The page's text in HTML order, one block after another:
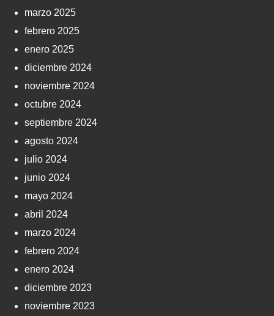
marzo 2025
febrero 2025
enero 2025
diciembre 2024
noviembre 2024
octubre 2024
septiembre 2024
agosto 2024
julio 2024
junio 2024
mayo 2024
abril 2024
marzo 2024
febrero 2024
enero 2024
diciembre 2023
noviembre 2023